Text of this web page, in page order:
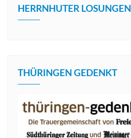
HERRNHUTER LOSUNGEN
THÜRINGEN GEDENKT